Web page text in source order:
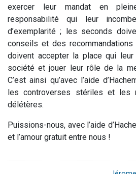
exercer leur mandat en
responsabilité qui leur
d’exemplarité ; les seconds
conseils et des
doivent accepter la place qui
société et jouer leur rôle de la
C’est ainsi qu’avec l’aide
les controverses stériles et les
délétères.
Puissions-nous, avec l’aide
et l’amour gratuit entre nous !